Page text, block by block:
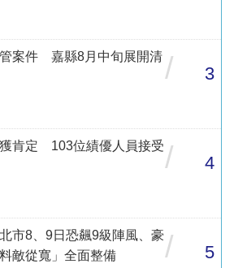
案件 嘉縣8月中旬展開清 / 3
肯定 103位績優人員接受/ 4
市8、9日恐飆9級陣風、豪
敵從寬」全面整備
/ 5